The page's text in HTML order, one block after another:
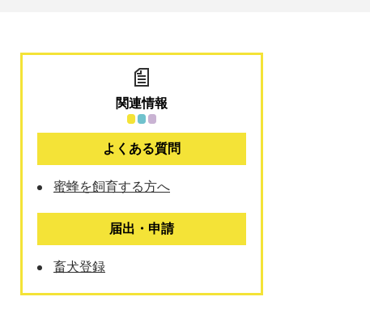
関連情報
よくある質問
蜜蜂を飼育する方へ
届出・申請
畜犬登録